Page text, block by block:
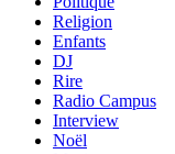
Religion
Enfants
DJ
Rire
Radio Campus
Interview
Noël